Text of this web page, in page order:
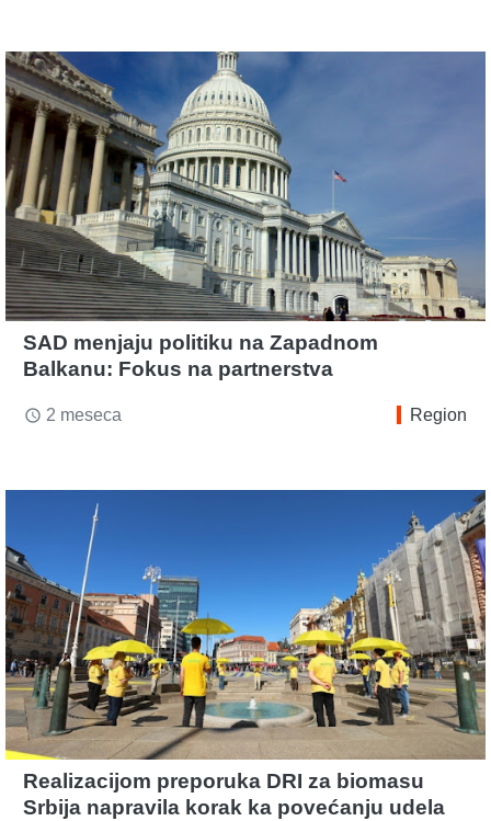
SAD menjaju politiku na Zapadnom
Balkanu: Fokus na partnerstva
access_time 2 meseca Region
Realizacijom preporuka DRI za biomasu
Srbija napravila korak ka povećanju udela